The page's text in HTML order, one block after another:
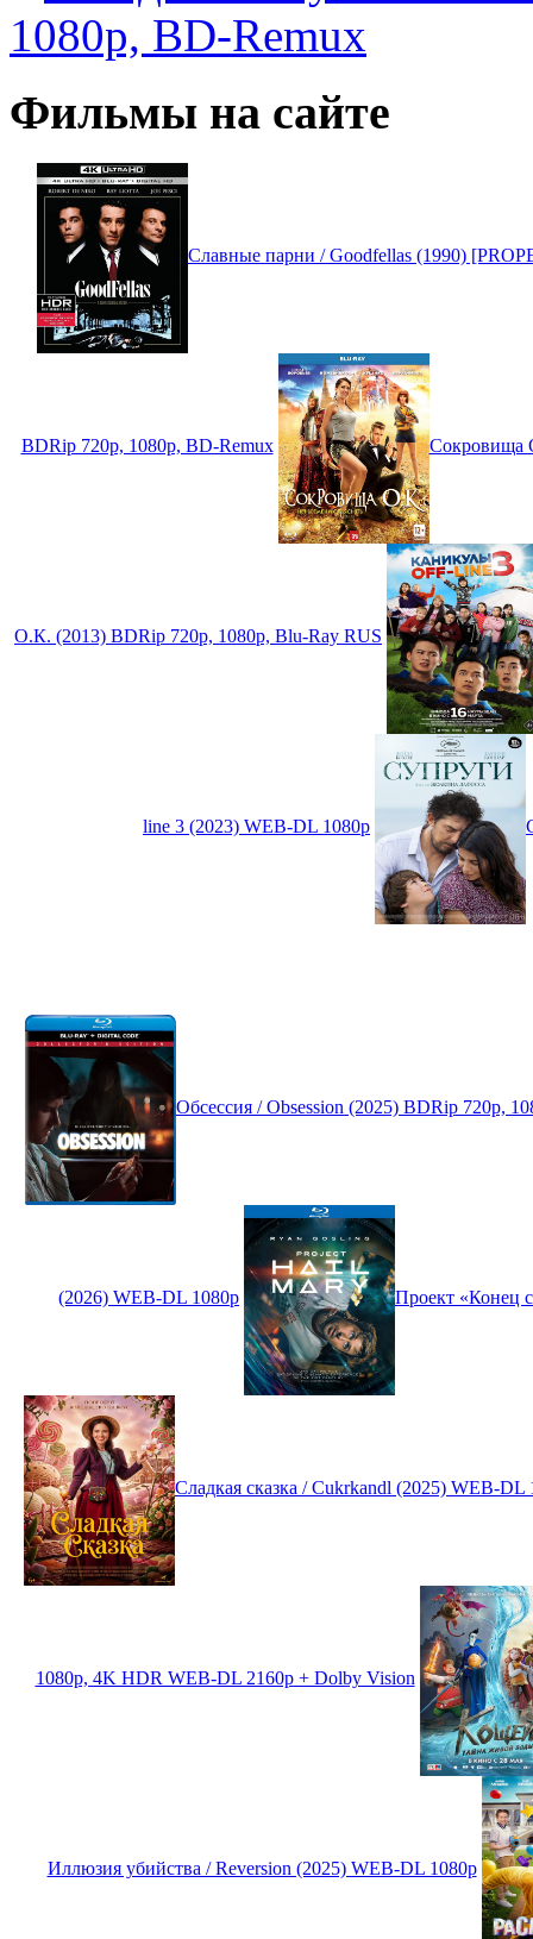
1080p, BD-Remux
Фильмы на сайте
Славные парни / Goodfellas (1990)
BDRip 720p, 1080p, BD-Remux Сокровища
О.К. (2013) BDRip 720p, 1080p, Blu-Ray RUS
line 3 (2023) WEB-DL 1080p
Обсессия / Obsession (2025) BDRip 720p,
(2026) WEB-DL 1080p Проект «Конец
Сладкая сказка / Cukrkandl (2025) WEB-DL
1080p, 4K HDR WEB-DL 2160p + Dolby Vision
Иллюзия убийства / Reversion (2025) WEB-DL 1080p